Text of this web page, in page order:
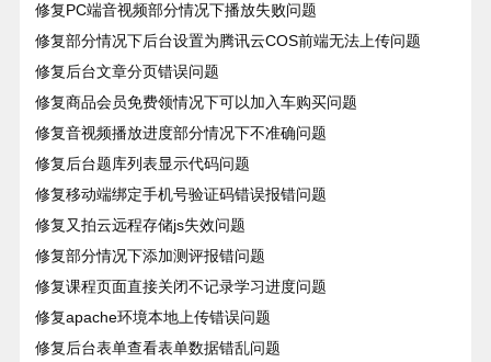
修复PC端音视频部分情况下播放失败问题
修复部分情况下后台设置为腾讯云COS前端无法上传问题
修复后台文章分页错误问题
修复商品会员免费领情况下可以加入车购买问题
修复音视频播放进度部分情况下不准确问题
修复后台题库列表显示代码问题
修复移动端绑定手机号验证码错误报错问题
修复又拍云远程存储js失效问题
修复部分情况下添加测评报错问题
修复课程页面直接关闭不记录学习进度问题
修复apache环境本地上传错误问题
修复后台表单查看表单数据错乱问题